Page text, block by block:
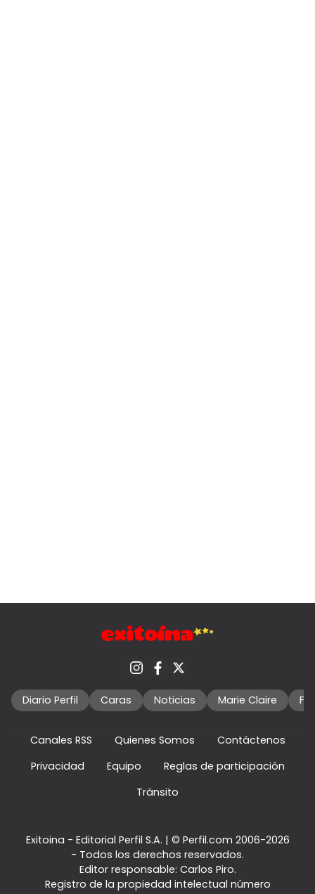
Diario Perfil Caras Noticias Marie Claire
Canales RSS Quienes Somos
Contáctenos
Privacidad
Equipo
Reglas de participación
Tránsito
Exitoina - Editorial Perfil S.A. | © Perfil.com 2006-2026
- Todos los derechos reservados.
Editor responsable: Carlos Piro.
Registro de la propiedad intelectual número